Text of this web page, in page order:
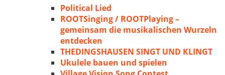
Political Lied
ROOTSinging / ROOTPlaying –
gemeinsam die musikalischen Wurzeln
entdecken
THEDINGSHAUSEN SINGT UND KLINGT
Ukulele bauen und spielen